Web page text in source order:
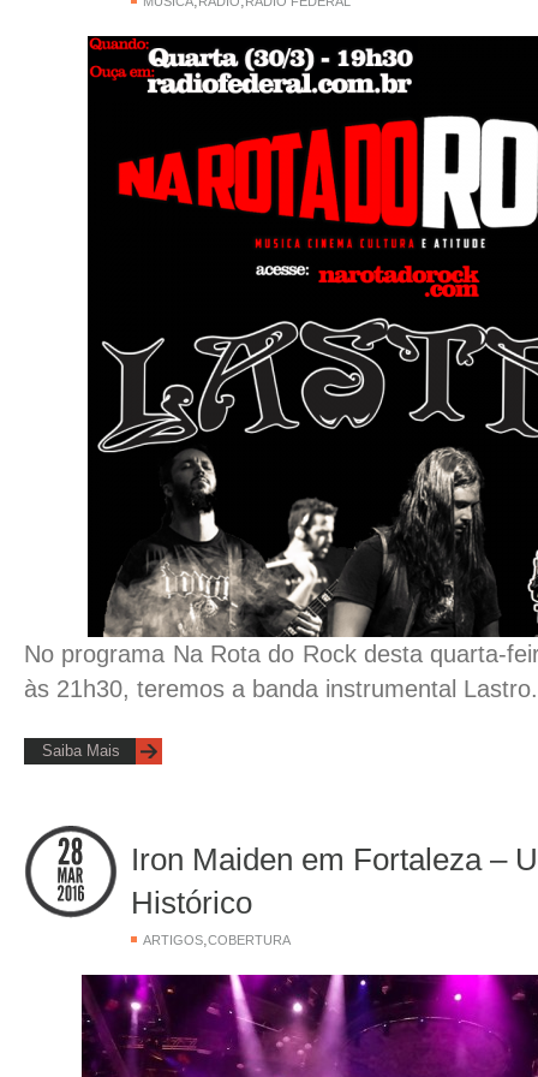
No programa Na Rota do Rock desta quarta-
às 21h30, teremos a banda instrumental Lastro.
Saiba Mais
Iron Maiden em Fortaleza –
Histórico
ARTIGOS COBERTURA